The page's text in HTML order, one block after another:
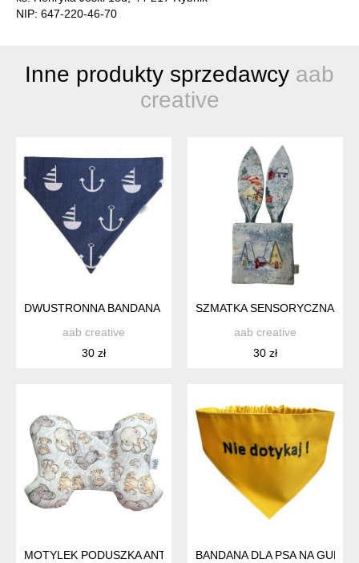
NIP: 647-220-46-70
Inne produkty sprzedawcy aab
creative
DWUSTRONNA BANDANA DLA PSA – WZÓR MARYNARSKI /
aab creative
30 zł
SZMATKA SENSORYCZNA Z
aab creative
30 zł
MOTYLEK PODUSZKA ANTYWSTRZĄSOWA ZWIERZĄTKA
BANDANA DLA PSA NA